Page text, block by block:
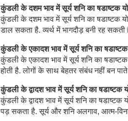
कुंडली के दशम भाव में सूर्य शनि का षडाष्टक
कुंडली के दशम भाव में सूर्य शनि का षडाष्टक
डाल सकता है. व्यर्थ में भागदौड़ बनी रह
कुंडली के एकादश भाव में सूर्य शनि का षडाष्टक
कुंडली के एकादश भाव में सूर्य शनि का षडाष्टक
होती है. लोगों के साथ बेहतर संबंध नहीं बन
कुंडली के द्वादश भाव में सूर्य शनि का षडाष्टक
कुंडली के द्वादश भाव में सूर्य शनि का षडाष्टक
पड़ सकता है. सूर्य और शनि अलगाव, आत्म-